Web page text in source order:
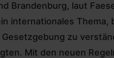
Brandenburg, laut
internationales
zu
Mit den neuen